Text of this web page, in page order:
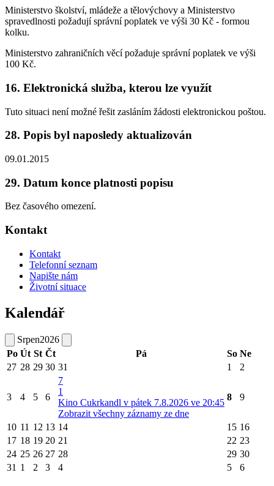
Ministerstvo školství, mládeže a tělovýchovy a Ministerstvo
spravedlnosti požadují správní poplatek ve výši 30 Kč - formou
kolku.
Ministerstvo zahraničních věcí požaduje správní poplatek ve výši
100 Kč.
16. Elektronická služba, kterou lze využít
Tuto situaci není možné řešit zasláním žádosti elektronickou poštou.
28. Popis byl naposledy aktualizován
09.01.2015
29. Datum konce platnosti popisu
Bez časového omezení.
Kontakt
Kontakt
Telefonní seznam
Napište nám
Životní situace
Kalendář
Srpen2026
Po Út St Čt Pá So Ne
27 28 29 30 31 1 2
3 4 5 6
7
1
Kino Cukrkandl v pátek 7.8.2026 ve 20:45
Zobrazit všechny záznamy ze dne
8 9
10 11 12 13 14 15 16
17 18 19 20 21 22 23
24 25 26 27 28 29 30
31 1 2 3 4 5 6